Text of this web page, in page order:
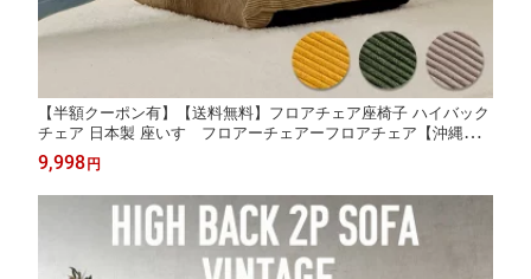
【半額クーポン有】【送料無料】フロアチェア座椅子 ハイバック
チェア 日本製 座いす フロアーチェアーフロアチェア【沖縄・
離島へは配送できません】
9,998 円